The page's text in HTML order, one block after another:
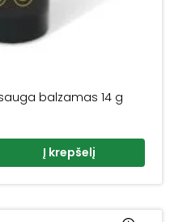
balzamas 14 g
veiksminga apsauga
Į krepšelį